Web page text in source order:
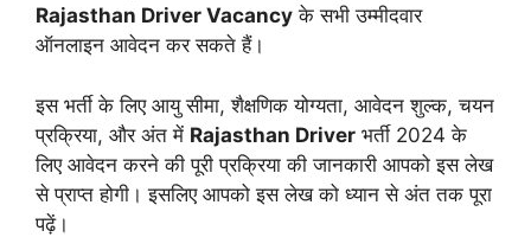
Rajasthan Driver Vacancy के सभी उम्मीदवार
ऑनलाइन आवेदन कर सकते हैं।
इस भर्ती के लिए आयु सीमा, शैक्षणिक योग्यता, आवेदन शुल्क, चयन
प्रक्रिया, और अंत में Rajasthan Driver भर्ती 2024 के
लिए आवेदन करने की पूरी प्रक्रिया की जानकारी आपको इस लेख
से प्राप्त होगी। इसलिए आपको इस लेख को ध्यान से अंत तक पूरा
पढ़ें।